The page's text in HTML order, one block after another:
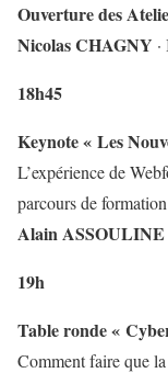
Ouverture des
Nicolas CHAGNY
18h45
Keynote « Les
L’expérience de
parcours de
Alain ASSOULINE
19h
Table ronde «
Comment faire que